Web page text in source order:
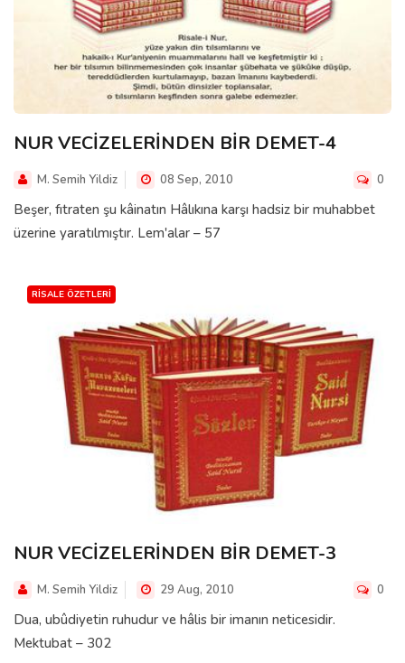
NUR VECİZELERİNDEN BİR DEMET-4
M. Semih Yildiz 08 Sep, 2010 0
Beşer, fıtraten şu kâinatın Hâlıkına karşı hadsiz bir muhabbet
üzerine yaratılmıştır. Lem'alar – 57
RISALE ÖZETLERI
NUR VECİZELERİNDEN BİR DEMET-3
M. Semih Yildiz 29 Aug, 2010 0
Dua, ubûdiyetin ruhudur ve hâlis bir imanın neticesidir.
Mektubat – 302